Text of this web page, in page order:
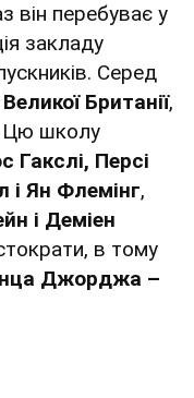
він перебуває у
закладу
Серед
Британії,
Цю школу
Гакслі, Персі
Ян Флемінг,
і Деміен
в тому
Джорджа –